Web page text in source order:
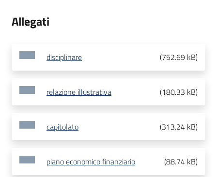
Allegati
disciplinare (752.69 kB)
relazione illustrativa (180.33 kB)
capitolato (313.24 kB)
piano economico finanziario (88.74 kB)